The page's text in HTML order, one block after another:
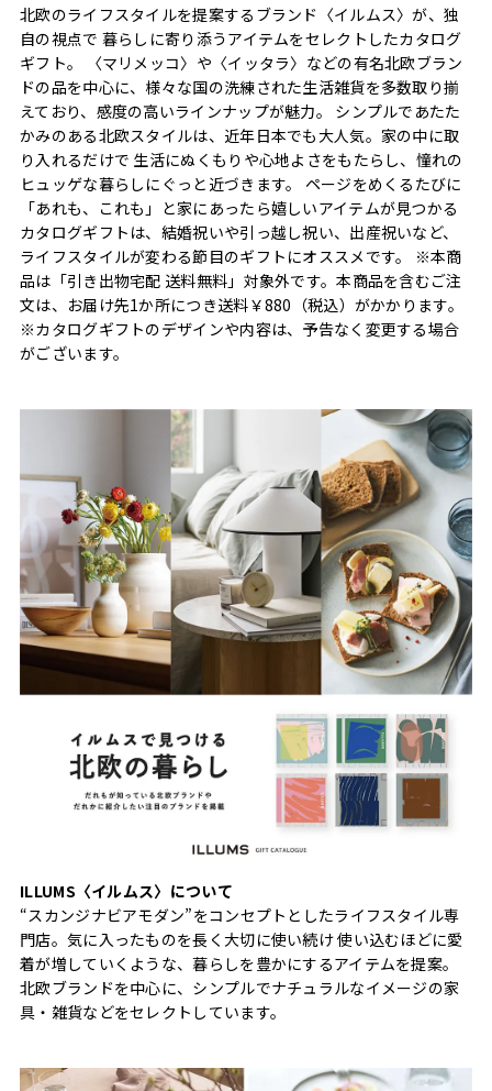
北欧のライフスタイルを提案するブランド〈イルムス〉が、独
自の視点で 暮らしに寄り添うアイテムをセレクトしたカタログ
ギフト。 〈マリメッコ〉や〈イッタラ〉などの有名北欧ブラン
ドの品を中心に、様々な国の洗練された生活雑貨を多数取り揃
えており、感度の高いラインナップが魅力。 シンプルであたた
かみのある北欧スタイルは、近年日本でも大人気。家の中に取
り入れるだけで 生活にぬくもりや心地よさをもたらし、憧れの
ヒュッゲな暮らしにぐっと近づきます。 ページをめくるたびに
「あれも、これも」と家にあったら嬉しいアイテムが見つかる
カタログギフトは、結婚祝いや引っ越し祝い、出産祝いなど、
ライフスタイルが変わる節目のギフトにオススメです。 ※本商
品は「引き出物宅配 送料無料」対象外です。本商品を含むご注
文は、お届け先1か所につき送料￥880（税込）がかかります。
※カタログギフトのデザインや内容は、予告なく変更する場合
がございます。
ILLUMS〈イルムス〉について
“スカンジナビアモダン”をコンセプトとしたライフスタイル専
門店。気に入ったものを長く大切に使い続け 使い込むほどに愛
着が増していくような、暮らしを豊かにするアイテムを提案。
北欧ブランドを中心に、シンプルでナチュラルなイメージの家
具・雑貨などをセレクトしています。